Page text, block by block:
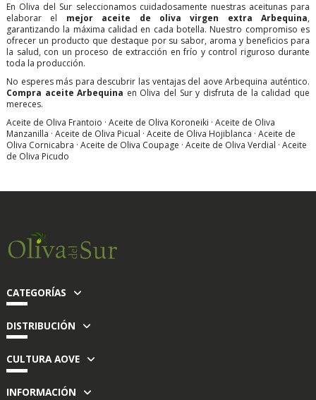
En Oliva del Sur seleccionamos cuidadosamente nuestras aceitunas para
elaborar el mejor aceite de oliva virgen extra Arbequina,
garantizando la máxima calidad en cada botella. Nuestro compromiso es
ofrecer un producto que destaque por su sabor, aroma y beneficios para
la salud, con un proceso de extracción en frío y control riguroso durante
toda la producción.
No esperes más para descubrir las ventajas del aove Arbequina auténtico.
Compra aceite Arbequina en Oliva del Sur y disfruta de la calidad que
mereces.
Aceite de Oliva Frantoio · Aceite de Oliva Koroneiki · Aceite de Oliva
Manzanilla · Aceite de Oliva Picual · Aceite de Oliva Hojiblanca · Aceite de
Oliva Cornicabra · Aceite de Oliva Coupage · Aceite de Oliva Verdial · Aceite
de Oliva Picudo
CATEGORÍAS
DISTRIBUCIÓN
CULTURA AOVE
INFORMACIÓN